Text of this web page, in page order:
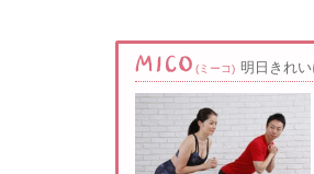
(ミーコ) 明日きれ